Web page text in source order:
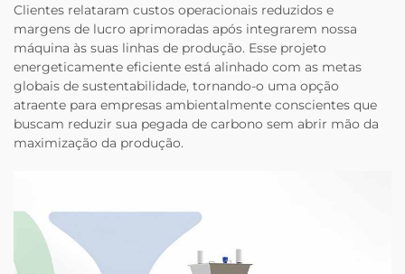
Clientes relataram custos operacionais reduzidos e
margens de lucro aprimoradas após integrarem nossa
máquina às suas linhas de produção. Esse projeto
energeticamente eficiente está alinhado com as metas
globais de sustentabilidade, tornando-o uma opção
atraente para empresas ambientalmente conscientes que
buscam reduzir sua pegada de carbono sem abrir mão da
maximização da produção.